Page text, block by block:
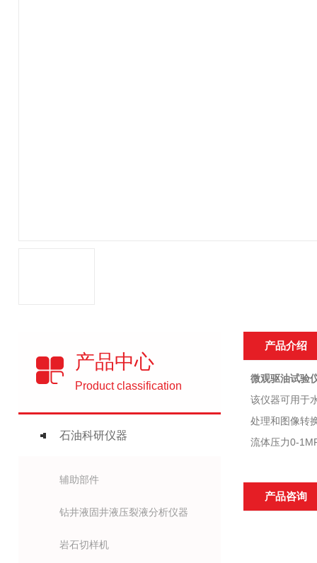
产品中心
Product classification
石油科研仪器
辅助部件
钻井液固井液压裂液分析仪器
岩石切样机
产品介绍
微观驱油试验
该仪器可用于
处理和图像转
流体压力0-
产品咨询